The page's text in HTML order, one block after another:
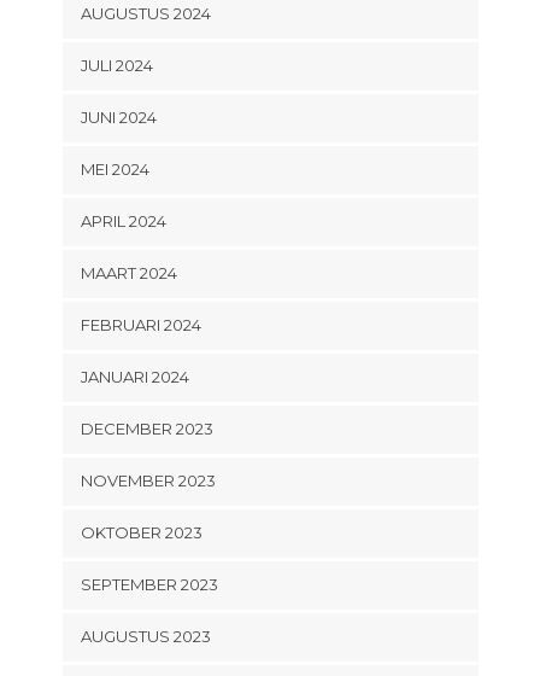
AUGUSTUS 2024
JULI 2024
JUNI 2024
MEI 2024
APRIL 2024
MAART 2024
FEBRUARI 2024
JANUARI 2024
DECEMBER 2023
NOVEMBER 2023
OKTOBER 2023
SEPTEMBER 2023
AUGUSTUS 2023